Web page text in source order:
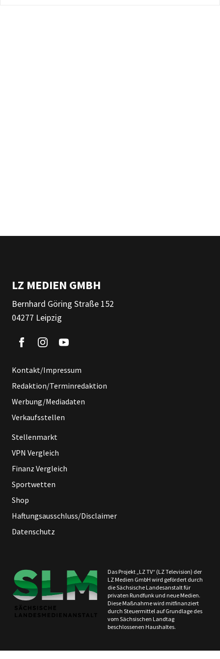
LZ MEDIEN GMBH
Bernhard Göring Straße 152
04277 Leipzig
Kontakt/Impressum
Redaktion/Terminredaktion
Werbung/Mediadaten
Verkaufsstellen
Stellenmarkt
VPN Vergleich
Finanz Vergleich
Sportwetten
Shop
Haftungsausschluss/Disclaimer
Datenschutz
Das Projekt „LZ TV“ (LZ Television) der
LZ Medien GmbH wird gefördert durch
die Sächsische Landesanstalt für
privaten Rundfunk und neue Medien.
Diese Maßnahme wird mitfinanziert
durch Steuermittel auf Grundlage des
vom Sächsischen Landtag
beschlossenen Haushaltes.